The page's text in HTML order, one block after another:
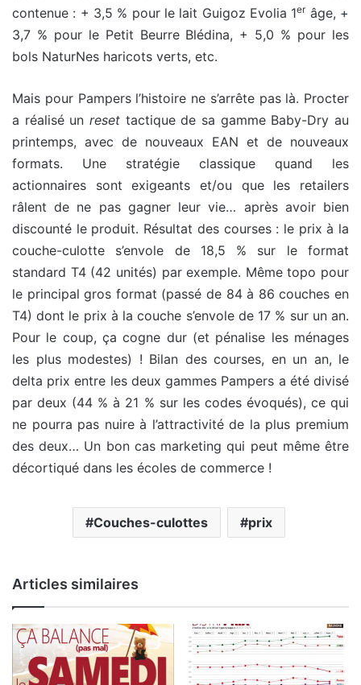
contenue : + 3,5 % pour le lait Guigoz Evolia 1er âge, +
3,7 % pour le Petit Beurre Blédina, + 5,0 % pour les
bols NaturNes haricots verts, etc.
Mais pour Pampers l’histoire ne s’arrête pas là. Procter
a réalisé un reset tactique de sa gamme Baby-Dry au
printemps, avec de nouveaux EAN et de nouveaux
formats. Une stratégie classique quand les
actionnaires sont exigeants et/ou que les retailers
râlent de ne pas gagner leur vie… après avoir bien
discounté le produit. Résultat des courses : le prix à la
couche-culotte s’envole de 18,5 % sur le format
standard T4 (42 unités) par exemple. Même topo pour
le principal gros format (passé de 84 à 86 couches en
T4) dont le prix à la couche s’envole de 17 % sur un an.
Pour le coup, ça cogne dur (et pénalise les ménages
les plus modestes) ! Bilan des courses, en un an, le
delta prix entre les deux gammes Pampers a été divisé
par deux (44 % à 21 % sur les codes évoqués), ce qui
ne pourra pas nuire à l’attractivité de la plus premium
des deux… Un bon cas marketing qui peut même être
décortiqué dans les écoles de commerce !
Couches-culottes prix
Articles similaires